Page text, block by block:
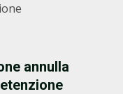
annulla